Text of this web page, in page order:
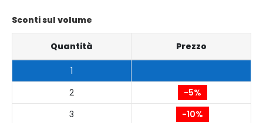
Sconti sul volume
Quantità Prezzo
1
2
-5%
3
-10%